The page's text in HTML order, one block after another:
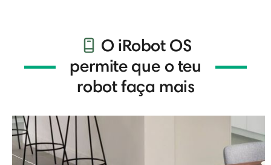
O iRobot OS
permite que o teu
robot faça mais